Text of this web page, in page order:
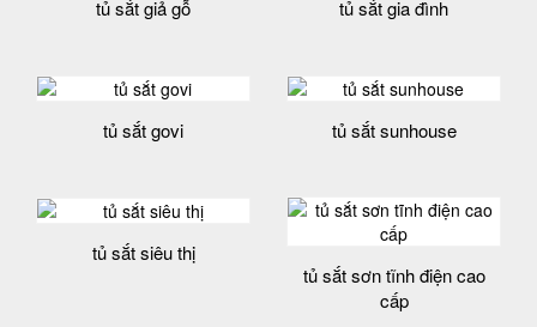
tủ sắt giả gỗ tủ sắt gia đình
tủ sắt govi tủ sắt sunhouse
tủ sắt siêu thị
tủ sắt sơn tĩnh điện cao
cấp